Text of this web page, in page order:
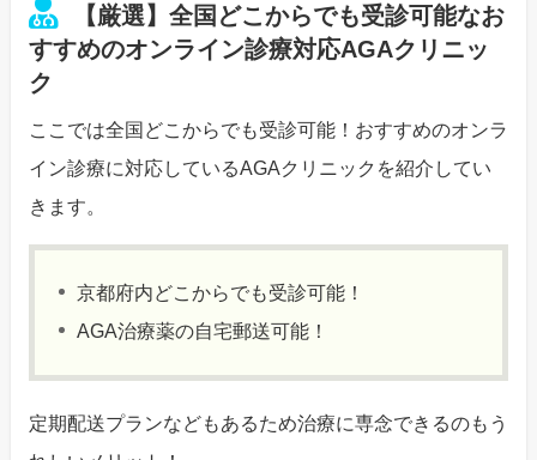
【厳選】全国どこからでも受診可能なお
すすめのオンライン診療対応AGAクリニッ
ク
ここでは全国どこからでも受診可能！おすすめのオンラ
イン診療に対応しているAGAクリニックを紹介してい
きます。
京都府内どこからでも受診可能！
AGA治療薬の自宅郵送可能！
定期配送プランなどもあるため治療に専念できるのもう